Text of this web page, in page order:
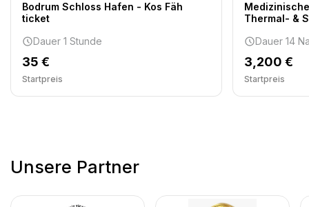
Bodrum Schloss Hafen - Kos Fäh
ticket
Dauer 1 Stunde
35 €
Startpreis
Thermal- &
Dauer 14
3,200 €
Startpreis
Unsere Partner